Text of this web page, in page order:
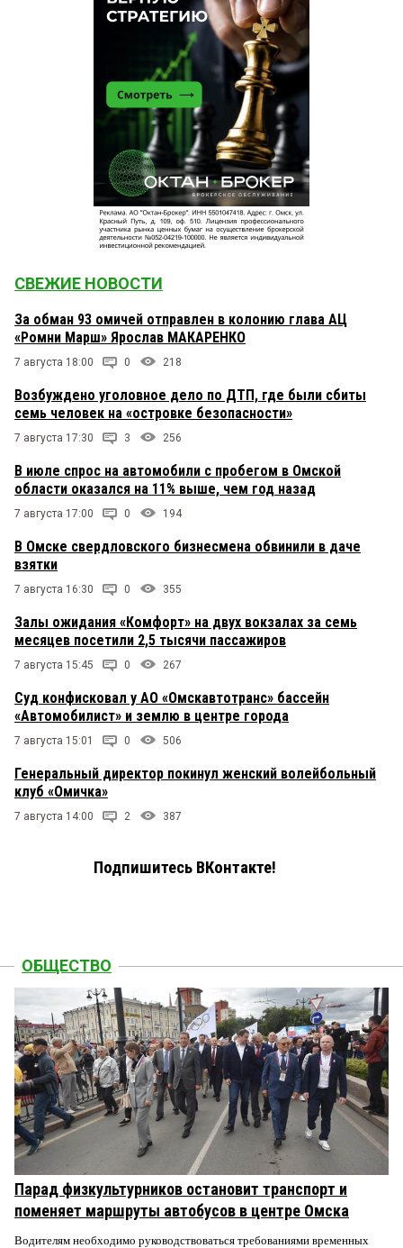
СВЕЖИЕ НОВОСТИ
За обман 93 омичей отправлен в колонию глава АЦ
«Ромни Марш» Ярослав МАКАРЕНКО
7 августа 18:00 0 218
Возбуждено уголовное дело по ДТП, где были сбиты
семь человек на «островке безопасности»
7 августа 17:30 3 256
В июле спрос на автомобили с пробегом в Омской
области оказался на 11% выше, чем год назад
7 августа 17:00 0 194
В Омске свердловского бизнесмена обвинили в даче
взятки
7 августа 16:30 0 355
Залы ожидания «Комфорт» на двух вокзалах за семь
месяцев посетили 2,5 тысячи пассажиров
7 августа 15:45 0 267
Суд конфисковал у АО «Омскавтотранс» бассейн
«Автомобилист» и землю в центре города
7 августа 15:01 0 506
Генеральный директор покинул женский волейбольный
клуб «Омичка»
7 августа 14:00 2 387
Подпишитесь ВКонтакте!
ОБЩЕСТВО
Парад физкультурников остановит транспорт и
поменяет маршруты автобусов в центре Омска
Водителям необходимо руководствоваться требованиями временных